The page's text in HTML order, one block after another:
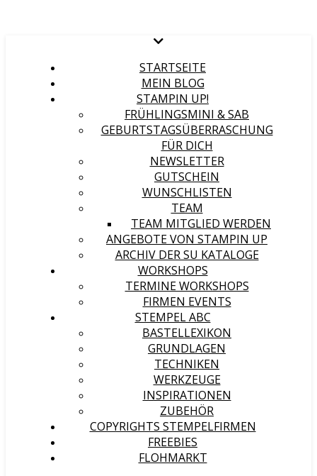
STARTSEITE
MEIN BLOG
STAMPIN UP!
FRÜHLINGSMINI & SAB
GEBURTSTAGSÜBERRASCHUNG
FÜR DICH
NEWSLETTER
GUTSCHEIN
WUNSCHLISTEN
TEAM
TEAM MITGLIED WERDEN
ANGEBOTE VON STAMPIN UP
ARCHIV DER SU KATALOGE
WORKSHOPS
TERMINE WORKSHOPS
FIRMEN EVENTS
STEMPEL ABC
BASTELLEXIKON
GRUNDLAGEN
TECHNIKEN
WERKZEUGE
INSPIRATIONEN
ZUBEHÖR
COPYRIGHTS STEMPELFIRMEN
FREEBIES
FLOHMARKT